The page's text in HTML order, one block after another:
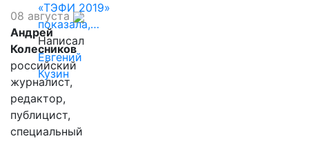
«ТЭФИ 2019»
показала,…
Написал
Евгений
Кузин
08 августа
Андрей
Колесников
российский
журналист,
редактор,
публицист,
специальный